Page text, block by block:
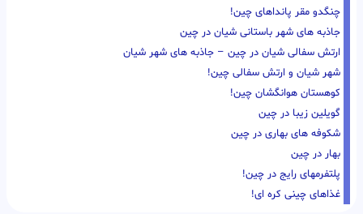
چنگدو مقر پانداهای چین!
جاذبه های شهر باستانی شیان در چین
ارتش سفالی شیان در چین – جاذبه های شهر شیان
شهر شیان و ارتش سفالی چین!
کوهستان هوانگشان چین!
گویلین زیبا در چین
شکوفه های بهاری در چین
بهار در چین
پلتفرمهای رایج در چین!
غذاهای چینی کره ای!